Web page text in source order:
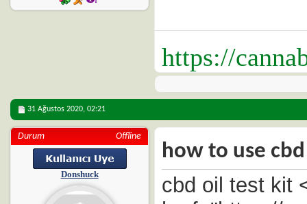
https://
31 Ağustos 2020, 02:21
Durum Offline
Donshuck
how to use
cbd oil test kit